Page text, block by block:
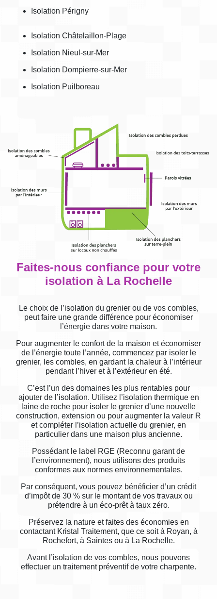
Isolation Périgny
Isolation Châtelaillon-Plage
Isolation Nieul-sur-Mer
Isolation Dompierre-sur-Mer
Isolation Puilboreau
Faites-nous confiance pour votre
isolation à La Rochelle
Le choix de l’isolation du grenier ou de vos combles,
peut faire une grande différence pour économiser
l’énergie dans votre maison.
Pour augmenter le confort de la maison et économiser
de l’énergie toute l’année, commencez par isoler le
grenier, les combles, en gardant la chaleur à l’intérieur
pendant l’hiver et à l’extérieur en été.
C’est l’un des domaines les plus rentables pour
ajouter de l’isolation. Utilisez l’isolation thermique en
laine de roche pour isoler le grenier d’une nouvelle
construction, extension ou pour augmenter la valeur R
et compléter l’isolation actuelle du grenier, en
particulier dans une maison plus ancienne.
Possédant le label RGE (Reconnu garant de
l’environnement), nous utilisons des produits
conformes aux normes environnementales.
Par conséquent, vous pouvez bénéficier d’un crédit
d’impôt de 30 % sur le montant de vos travaux ou
prétendre à un éco-prêt à taux zéro.
Préservez la nature et faites des économies en
contactant Kristal Traitement, que ce soit à Royan, à
Rochefort, à Saintes ou à La Rochelle.
Avant l’isolation de vos combles, nous pouvons
effectuer un traitement préventif de votre charpente.